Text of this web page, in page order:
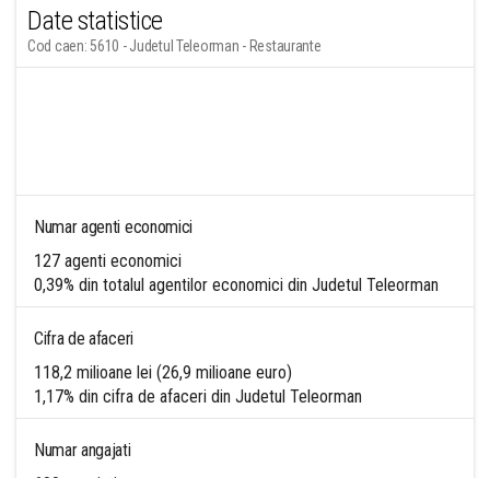
Date statistice
Cod caen: 5610 - Judetul Teleorman - Restaurante
Numar agenti economici
127 agenti economici
0,39% din totalul agentilor economici din Judetul Teleorman
Cifra de afaceri
118,2 milioane lei (26,9 milioane euro)
1,17% din cifra de afaceri din Judetul Teleorman
Numar angajati